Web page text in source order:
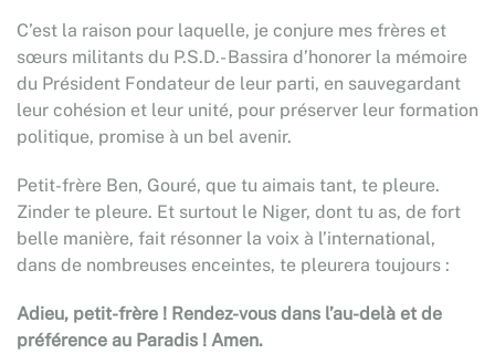
C’est la raison pour laquelle, je conjure mes frères et
sœurs militants du P.S.D.- Bassira d’honorer la mémoire
du Président Fondateur de leur parti, en sauvegardant
leur cohésion et leur unité, pour préserver leur formation
politique, promise à un bel avenir.
Petit-frère Ben, Gouré, que tu aimais tant, te pleure.
Zinder te pleure. Et surtout le Niger, dont tu as, de fort
belle manière, fait résonner la voix à l’international,
dans de nombreuses enceintes, te pleurera toujours :
Adieu, petit-frère ! Rendez-vous dans l’au-delà et de
préférence au Paradis ! Amen.